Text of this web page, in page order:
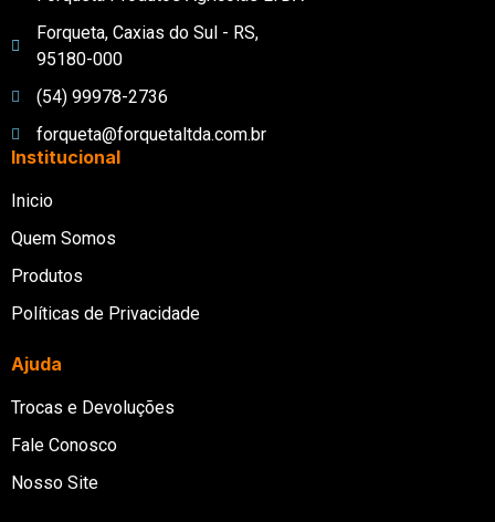
Forqueta, Caxias do Sul - RS,
95180-000
(54) 99978-2736
forqueta@forquetaltda.com.br
Institucional
Inicio
Quem Somos
Produtos
Políticas de Privacidade
Ajuda
Trocas e Devoluções
Fale Conosco
Nosso Site